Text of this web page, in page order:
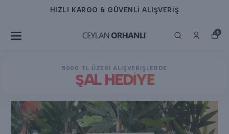
HIZLI KARGO & GÜVENLİ ALIŞVERİŞ
0
5000 TL ÜZERİ ALIŞVERİŞLERDE
ŞAL HEDİYE